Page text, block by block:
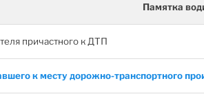
Памятка
причастного к ДТП
к месту дорожно-транспортного